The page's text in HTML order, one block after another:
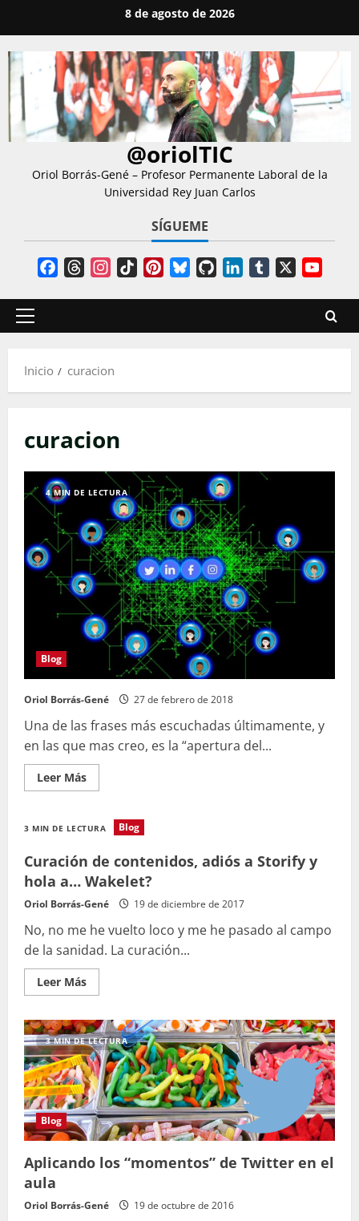
contenido
8 de agosto de 2026
@oriolTIC
Oriol Borrás-Gené – Profesor Permanente Laboral de la
Universidad Rey Juan Carlos
SÍGUEME
FacebookThreadsInstagram
TikTokPinterestBlueskyGitHubLinkedInTumblr
Menú
Inicio
curacion
curacion
4 MIN DE LECTURA
Blog
Oriol Borrás-Gené 27 de febrero de 2018
Una de las frases más escuchadas últimamente, y
en las que mas creo, es la “apertura del...
Leer MásLeer
más
3 MIN DE LECTURA Blog
Curación de contenidos, adiós a Storify y
hola a… Wakelet?
Oriol Borrás-Gené 19 de diciembre de 2017
No, no me he vuelto loco y me he pasado al campo
de la sanidad. La curación...
Leer MásLeer
más
Curación
de
contenidos,
adiós
a
Storify
y
hola
a…
Wakelet?
3 MIN DE LECTURA
Blog
Aplicando los “momentos” de Twitter en el
aula
Oriol Borrás-Gené 19 de octubre de 2016